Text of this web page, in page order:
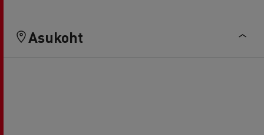
Asukoht